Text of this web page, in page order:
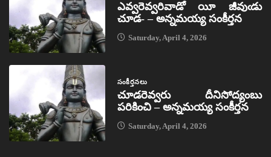
ఎవ్వరెవ్వరివాడో యీ జీవుఁడు
చూడ- – అన్నమయ్య సంకీర్తన
Saturday, April 4, 2026
సంకీర్తనలు
చూడరెవ్వరు దీనిసోద్యంబు
పరికించి – అన్నమయ్య సంకీర్తన
Saturday, April 4, 2026